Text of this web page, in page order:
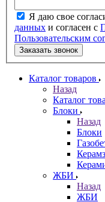
Я даю свое
данных и согласен с
Пользовательским
Заказать звонок
Каталог товаров
Назад
Каталог
Блоки
Назад
Блоки
ЖБИ
Назад
ЖБИ